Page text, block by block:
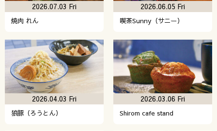
焼肉 れん
2026.07.03 Fri
喫茶Sunny（サニー）
2026.06.05 Fri
狼豚（ろうとん）
2026.04.03 Fri
Shirom cafe stand
2026.03.06 Fri